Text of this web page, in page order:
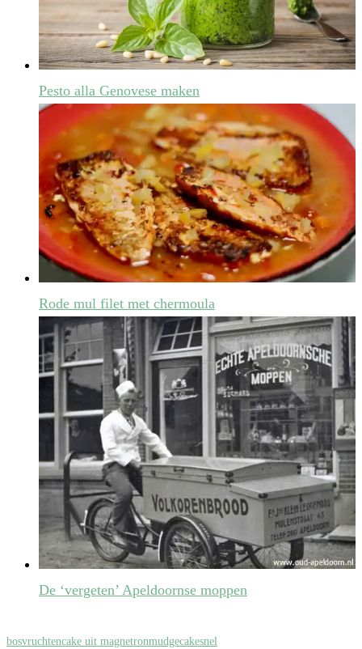
Pesto alla Genovese maken
Rode mul filet met chermoula
De ‘vergeten’ Apeldoornse moppen
bosvruchtencake uit magnetronmudgecakesnel